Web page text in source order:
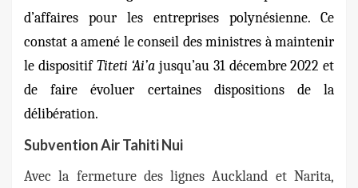
d’affaires pour les entreprises polynésienne. Ce
constat a amené le conseil des ministres à maintenir
le dispositifTiteti ‘Ai’a jusqu’au 31 décembre 2022 et
de faire évoluer certaines dispositions de la
délibération.
Subvention Air Tahiti Nui
Avec la fermeture des lignes Auckland et Narita,